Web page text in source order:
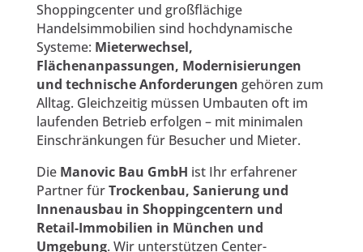
Shoppingcenter und großflächige
Handelsimmobilien sind hochdynamische
Systeme: Mieterwechsel,
Flächenanpassungen, Modernisierungen
und technische Anforderungen gehören zum
Alltag. Gleichzeitig müssen Umbauten oft im
laufenden Betrieb erfolgen – mit minimalen
Einschränkungen für Besucher und Mieter.
Die Manovic Bau GmbH ist Ihr erfahrener
Partner fürTrockenbau, Sanierung und
Innenausbau in Shoppingcentern und
Retail-Immobilien in München und
Umgebung. Wir unterstützen Center-